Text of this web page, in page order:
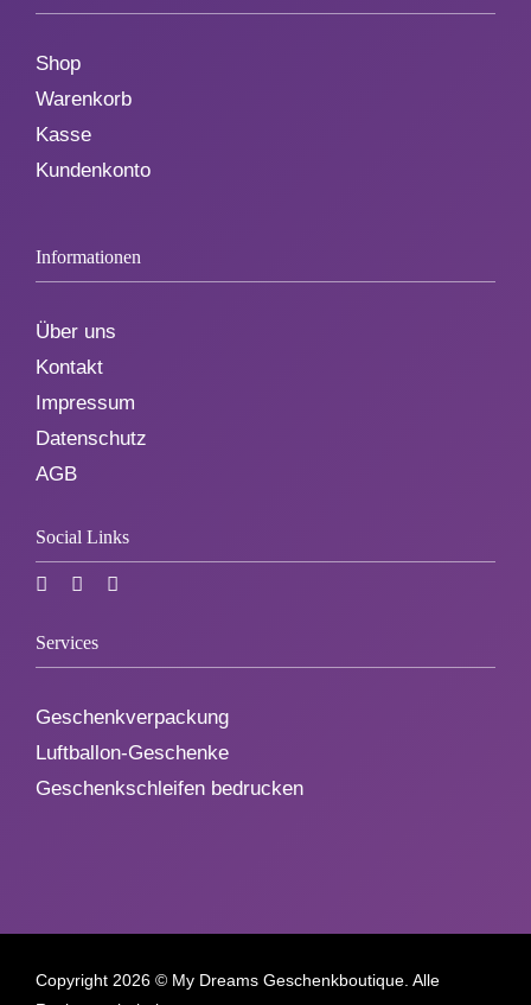
Shop
Warenkorb
Kasse
Kundenkonto
Informationen
Über uns
Kontakt
Impressum
Datenschutz
AGB
Social Links
Services
Geschenkverpackung
Luftballon-Geschenke
Geschenkschleifen bedrucken
Copyright 2026 © My Dreams Geschenkboutique. Alle